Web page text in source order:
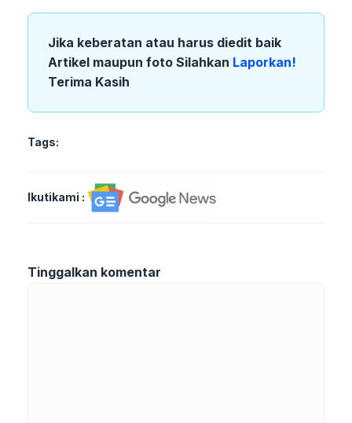
Jika keberatan atau harus diedit baik
Artikel maupun foto Silahkan Laporkan!
Terima Kasih
Tags:
Ikutikami :
Tinggalkan komentar